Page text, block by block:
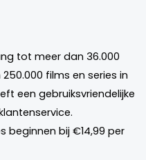
tot meer dan 36.000
films en series in
een gebruiksvriendelijke
beginnen bij €14,99 per